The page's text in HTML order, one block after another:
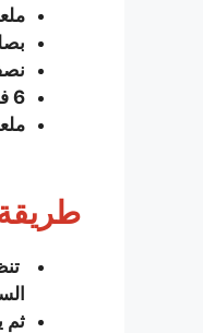
6 فصوص ثوم مهروسة
ثم